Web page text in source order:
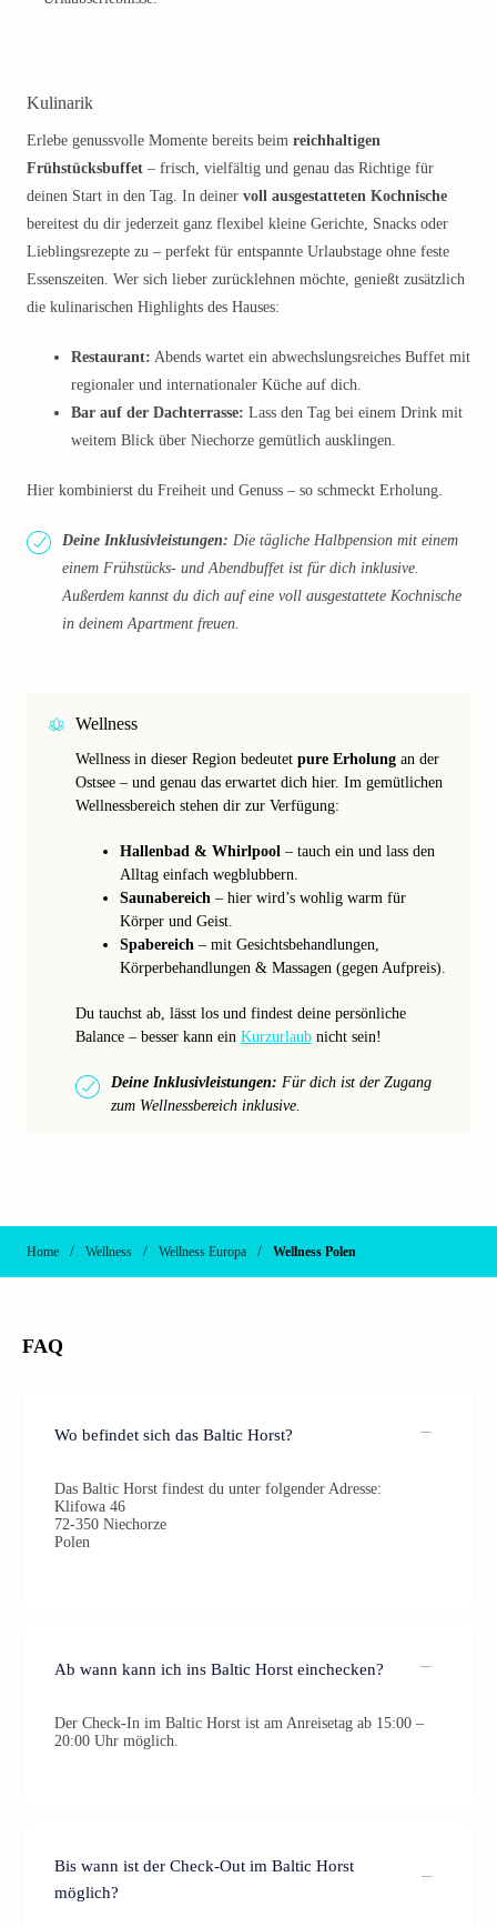
Kulinarik
Erlebe genussvolle Momente bereits beim reichhaltigen
Frühstücksbuffet – frisch, vielfältig und genau das Richtige für
deinen Start in den Tag. In deiner voll ausgestatteten Kochnische
bereitest du dir jederzeit ganz flexibel kleine Gerichte, Snacks oder
Lieblingsrezepte zu – perfekt für entspannte Urlaubstage ohne feste
Essenszeiten. Wer sich lieber zurücklehnen möchte, genießt zusätzlich
die kulinarischen Highlights des Hauses:
Restaurant: Abends wartet ein abwechslungsreiches Buffet mit
regionaler und internationaler Küche auf dich.
Bar auf der Dachterrasse: Lass den Tag bei einem Drink mit
weitem Blick über Niechorze gemütlich ausklingen.
Hier kombinierst du Freiheit und Genuss – so schmeckt Erholung.
Deine Inklusivleistungen: Die tägliche Halbpension mit einem
einem Frühstücks- und Abendbuffet ist für dich inklusive.
Außerdem kannst du dich auf eine voll ausgestattete Kochnische
in deinem Apartment freuen.
Wellness
Wellness in dieser Region bedeutet pure Erholung an der
Ostsee – und genau das erwartet dich hier. Im gemütlichen
Wellnessbereich stehen dir zur Verfügung:
Hallenbad & Whirlpool – tauch ein und lass den
Alltag einfach wegblubbern.
Saunabereich – hier wird’s wohlig warm für
Körper und Geist.
Spabereich – mit Gesichtsbehandlungen,
Körperbehandlungen & Massagen (gegen Aufpreis).
Du tauchst ab, lässt los und findest deine persönliche
Balance – besser kann ein Kurzurlaub nicht sein!
Deine Inklusivleistungen: Für dich ist der Zugang
zum Wellnessbereich inklusive.
Home / Wellness / Wellness Europa / Wellness Polen
FAQ
Wo befindet sich das Baltic Horst?
Das Baltic Horst findest du unter folgender Adresse:
Klifowa 46
72-350 Niechorze
Polen
Ab wann kann ich ins Baltic Horst einchecken?
Der Check-In im Baltic Horst ist am Anreisetag ab 15:00 –
20:00 Uhr möglich.
Bis wann ist der Check-Out im Baltic Horst
möglich?